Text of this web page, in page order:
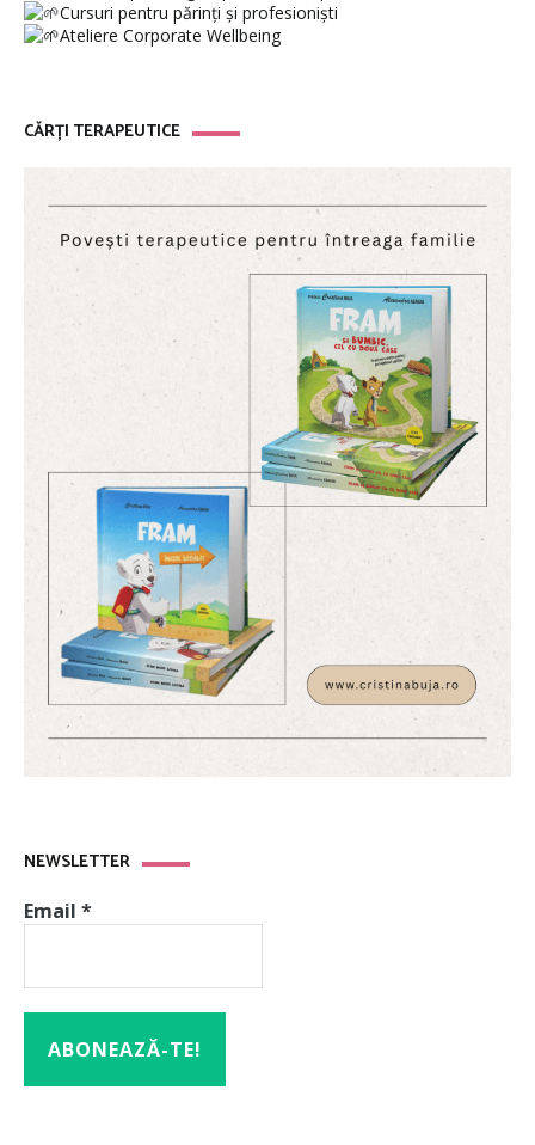
Cursuri pentru părinți și profesioniști
Ateliere Corporate Wellbeing
CĂRȚI TERAPEUTICE
NEWSLETTER
Email *